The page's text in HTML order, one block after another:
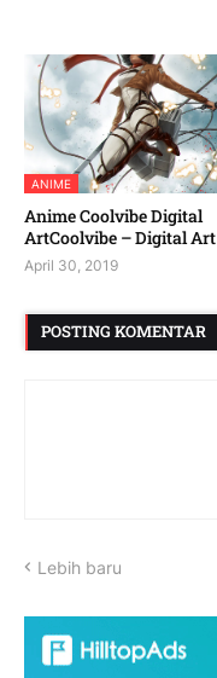
ANIME
Anime Coolvibe Digital
ArtCoolvibe – Digital Art
April 30, 2019
POSTING KOMENTAR
Lebih baru